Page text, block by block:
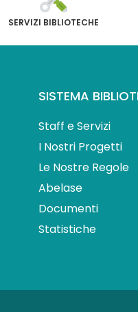
SERVIZI BIBLIOTECHE
SISTEMA
Staff e Servizi
I Nostri Progetti
Le Nostre Regole
Abelase
Documenti
Statistiche